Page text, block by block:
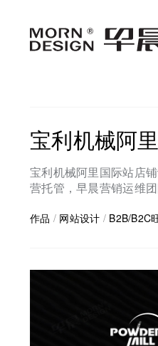
宝利机械阿
宝利机械阿里国际站店
营托管，早晨营销运维
作品 / 网站设计 / B2B/B2C